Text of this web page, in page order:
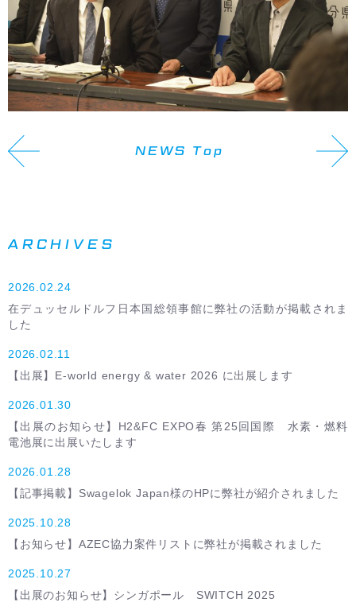
NEWS Top
ARCHIVES
2026.02.24
在デュッセルドルフ日本国総領事館に弊社の活動が掲載されま
した
2026.02.11
【出展】E-world energy & water 2026 に出展します
2026.01.30
【出展のお知らせ】H2&FC EXPO春 第25回国際 水素・燃料
電池展に出展いたします
2026.01.28
【記事掲載】Swagelok Japan様のHPに弊社が紹介されました
2025.10.28
【お知らせ】AZEC協力案件リストに弊社が掲載されました
2025.10.27
【出展のお知らせ】シンガポール SWITCH 2025